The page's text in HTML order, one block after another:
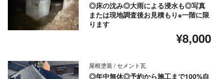
◎床の沈み◎大雨による浸水も◎写真
または現地調査後お見積もり※一階に限
ります
¥8,000
屋根塗装 / セメント瓦
◎年中無休◎予約から施工まで100%自